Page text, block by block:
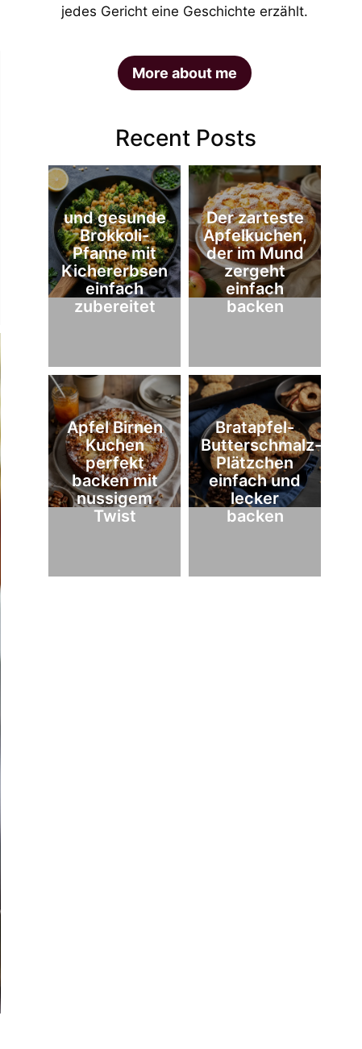
jedes Gericht eine Geschichte erzählt.
More about me
Recent Posts
und gesunde
Brokkoli-
Pfanne mit
Kichererbsen
einfach
zubereitet
Der zarteste
Apfelkuchen,
der im Mund
zergeht
einfach
backen
Apfel Birnen
Kuchen
perfekt
backen mit
nussigem
Twist
Bratapfel-
Butterschmalz-
Plätzchen
einfach und
lecker
backen